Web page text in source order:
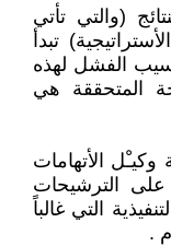
(والتي تأتي
تبدأ
الفشل لهذه
المتحققة هي
الأتهامات
الترشيحات
التي غالباً
.